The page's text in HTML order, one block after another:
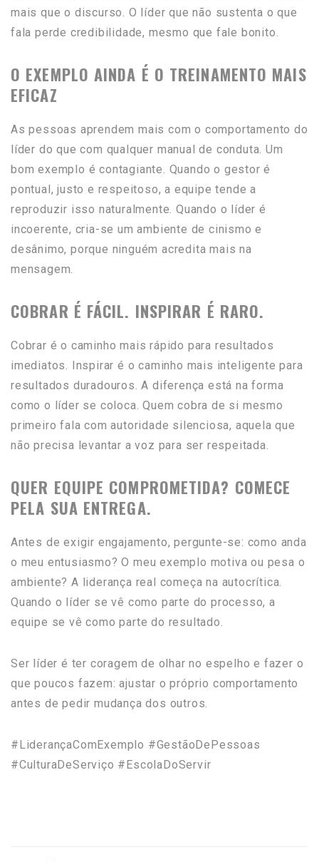
mais que o discurso. O líder que não sustenta o que
fala perde credibilidade, mesmo que fale bonito.
O EXEMPLO AINDA É O TREINAMENTO MAIS
EFICAZ
As pessoas aprendem mais com o comportamento do
líder do que com qualquer manual de conduta. Um
bom exemplo é contagiante. Quando o gestor é
pontual, justo e respeitoso, a equipe tende a
reproduzir isso naturalmente. Quando o líder é
incoerente, cria-se um ambiente de cinismo e
desânimo, porque ninguém acredita mais na
mensagem.
COBRAR É FÁCIL. INSPIRAR É RARO.
Cobrar é o caminho mais rápido para resultados
imediatos. Inspirar é o caminho mais inteligente para
resultados duradouros. A diferença está na forma
como o líder se coloca. Quem cobra de si mesmo
primeiro fala com autoridade silenciosa, aquela que
não precisa levantar a voz para ser respeitada.
QUER EQUIPE COMPROMETIDA? COMECE
PELA SUA ENTREGA.
Antes de exigir engajamento, pergunte-se: como anda
o meu entusiasmo? O meu exemplo motiva ou pesa o
ambiente? A liderança real começa na autocrítica.
Quando o líder se vê como parte do processo, a
equipe se vê como parte do resultado.
Ser líder é ter coragem de olhar no espelho e fazer o
que poucos fazem: ajustar o próprio comportamento
antes de pedir mudança dos outros.
#LiderançaComExemplo #GestãoDePessoas
#CulturaDeServiço #EscolaDoServir